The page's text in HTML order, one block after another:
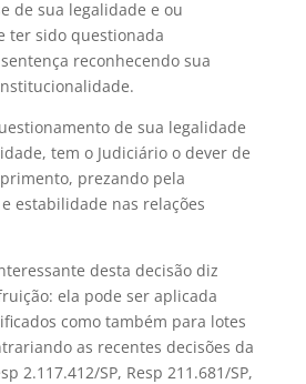
de sua legalidade e ou
ter sido questionada
reconhecendo sua
de sua legalidade
tem o Judiciário o dever de
prezando pela
estabilidade nas relações
desta decisão diz
ela pode ser aplicada
como também para lotes
as recentes decisões da
2.117.412/SP, Resp 211.681/SP,